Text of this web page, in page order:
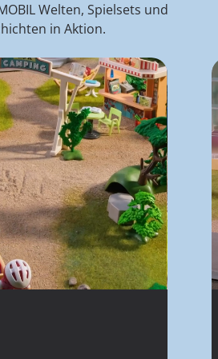
Welten, Spielsets und
in Aktion.